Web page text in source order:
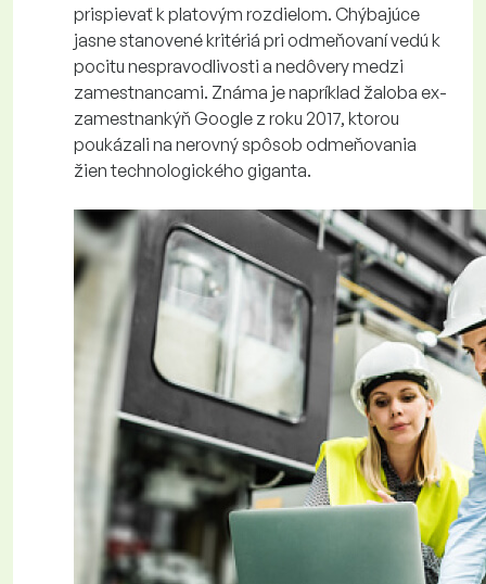
prispievať k platovým rozdielom. Chýbajúce
jasne stanovené kritériá pri odmeňovaní vedú k
pocitu nespravodlivosti a nedôvery medzi
zamestnancami. Známa je napríklad žaloba ex-
zamestnankýň Google z roku 2017, ktorou
poukázali na nerovný spôsob odmeňovania
žien technologického giganta.